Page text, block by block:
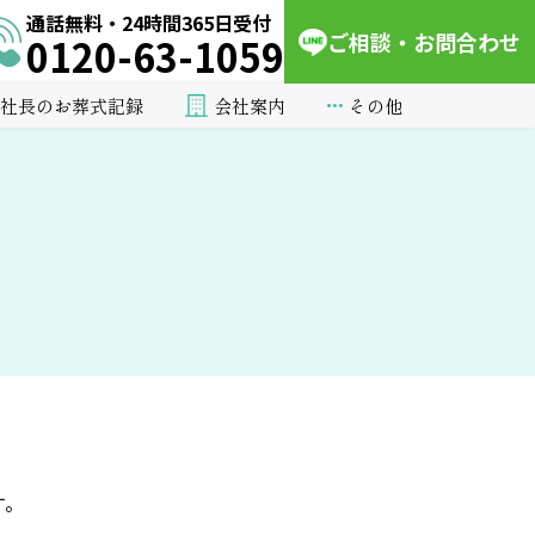
通話無料・24時間365日受付
0120-63-1059 ご相談・お問合わせ
社長のお葬式記録 会社案内 その他